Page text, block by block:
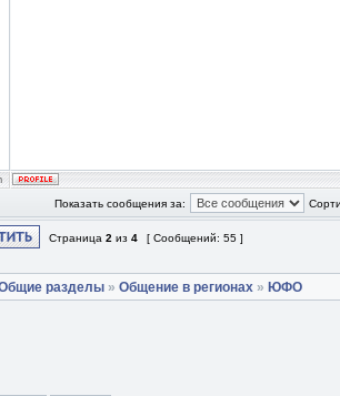
Показать сообщения за:
Страница 2 из 4 [ Сообщений: 55 ]
разделы » Общение в регионах » ЮФО